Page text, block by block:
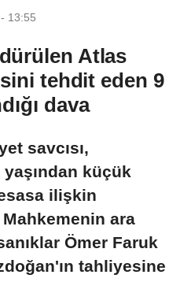
13:55
Atlas
tehdit eden 9
dava
savcısı,
küçük
ilişkin
Mahkemenin ara
Ömer Faruk
tahliyesine